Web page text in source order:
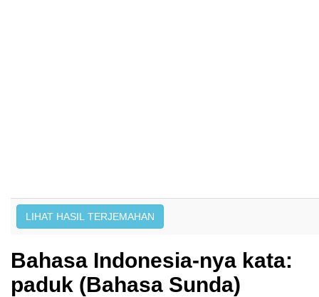
Bahasa Indonesia-nya kata:
paduk (Bahasa Sunda)